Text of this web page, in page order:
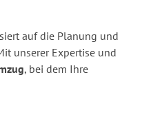
auf die Planung und
unserer Expertise und
, bei dem Ihre